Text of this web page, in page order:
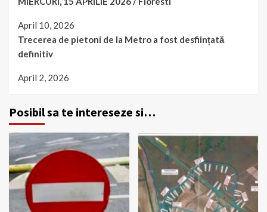
April 10, 2026
Trecerea de pietoni de la Metro a fost desființată
definitiv
April 2, 2026
Posibil sa te intereseze si…